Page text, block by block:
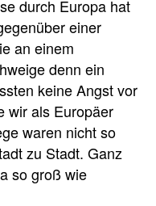
durch Europa hat
einer
an einem
denn ein
keine Angst vor
wir als Europäer
waren nicht so
zu Stadt. Ganz
so groß wie